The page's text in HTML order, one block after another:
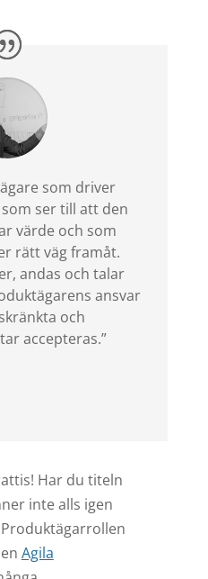
som driver
ser till att den
värde och som
rätt väg framåt.
andas och talar
ansvar
och
accepteras.”
Har du titeln
inte alls igen
Agila